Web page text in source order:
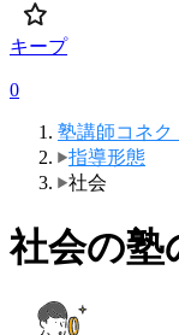
キープ
0
塾講師コネク
指導形態
社会
社会の塾